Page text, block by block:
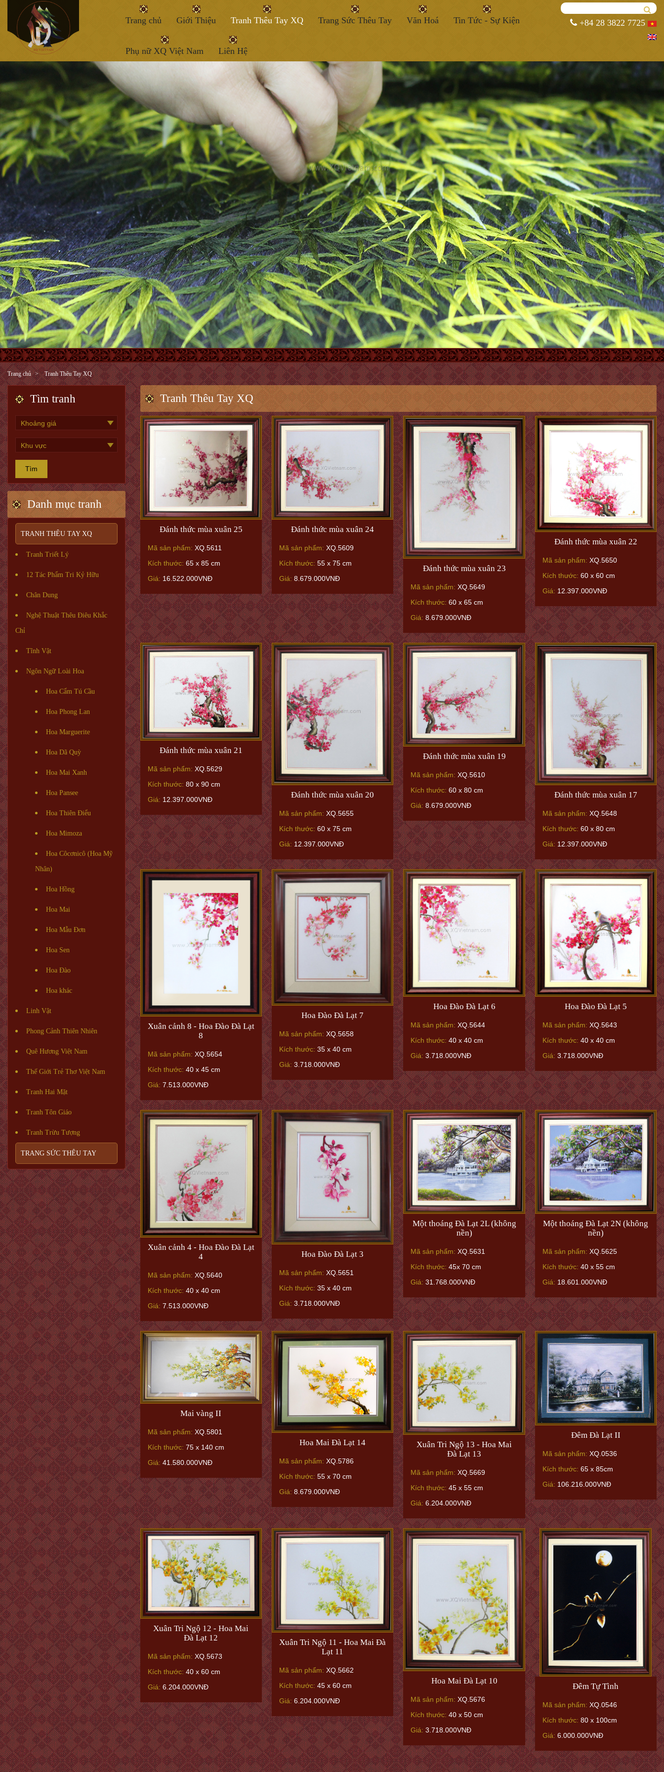
Trang chủ Giới Thiệu Tranh Thêu Tay XQ Trang Sức Thêu Tay Văn Hoá Tin Tức - Sự Kiện
Phụ nữ XQ Việt Nam Liên Hệ
+84 28 3822 7725
Trang chủ Tranh Thêu Tay XQ
Tìm tranh
Tìm
Danh mục tranh
TRANH THÊU TAY XQ
Tranh Triết Lý
12 Tác Phẩm Tri Kỷ Hữu
Chân Dung
Nghệ Thuật Thêu Điêu Khắc
Chỉ
Tĩnh Vật
Ngôn Ngữ Loài Hoa
Hoa Cẩm Tú Cầu
Hoa Phong Lan
Hoa Marguerite
Hoa Dã Quỳ
Hoa Mai Xanh
Hoa Pansee
Hoa Thiên Điểu
Hoa Mimoza
Hoa Côcơnicô (Hoa Mỹ
Nhân)
Hoa Hồng
Hoa Mai
Hoa Mẫu Đơn
Hoa Sen
Hoa Đào
Hoa khác
Linh Vật
Phong Cảnh Thiên Nhiên
Quê Hương Việt Nam
Thế Giới Trẻ Thơ Việt Nam
Tranh Hai Mặt
Tranh Tôn Giáo
Tranh Trừu Tượng
TRANG SỨC THÊU TAY
Tranh Thêu Tay XQ
Đánh thức mùa xuân 25
Mã sản phẩm: XQ.5611
Kích thước: 65 x 85 cm
Giá: 16.522.000VNĐ
Đánh thức mùa xuân 24
Mã sản phẩm: XQ.5609
Kích thước: 55 x 75 cm
Giá: 8.679.000VNĐ
Đánh thức mùa xuân 23
Mã sản phẩm: XQ.5649
Kích thước: 60 x 65 cm
Giá: 8.679.000VNĐ
Đánh thức mùa xuân 22
Mã sản phẩm: XQ.5650
Kích thước: 60 x 60 cm
Giá: 12.397.000VNĐ
Đánh thức mùa xuân 21
Mã sản phẩm: XQ.5629
Kích thước: 80 x 90 cm
Giá: 12.397.000VNĐ
Đánh thức mùa xuân 20
Mã sản phẩm: XQ.5655
Kích thước: 60 x 75 cm
Giá: 12.397.000VNĐ
Đánh thức mùa xuân 19
Mã sản phẩm: XQ.5610
Kích thước: 60 x 80 cm
Giá: 8.679.000VNĐ
Đánh thức mùa xuân 17
Mã sản phẩm: XQ.5648
Kích thước: 60 x 80 cm
Giá: 12.397.000VNĐ
Xuân cảnh 8 - Hoa Đào Đà Lạt
8
Mã sản phẩm: XQ.5654
Kích thước: 40 x 45 cm
Giá: 7.513.000VNĐ
Hoa Đào Đà Lạt 7
Mã sản phẩm: XQ.5658
Kích thước: 35 x 40 cm
Giá: 3.718.000VNĐ
Hoa Đào Đà Lạt 6
Mã sản phẩm: XQ.5644
Kích thước: 40 x 40 cm
Giá: 3.718.000VNĐ
Hoa Đào Đà Lạt 5
Mã sản phẩm: XQ.5643
Kích thước: 40 x 40 cm
Giá: 3.718.000VNĐ
Xuân cảnh 4 - Hoa Đào Đà Lạt
4
Mã sản phẩm: XQ.5640
Kích thước: 40 x 40 cm
Giá: 7.513.000VNĐ
Hoa Đào Đà Lạt 3
Mã sản phẩm: XQ.5651
Kích thước: 35 x 40 cm
Giá: 3.718.000VNĐ
Một thoáng Đà Lạt 2L (không
nền)
Mã sản phẩm: XQ.5631
Kích thước: 45x 70 cm
Giá: 31.768.000VNĐ
Một thoáng Đà Lạt 2N (không
nền)
Mã sản phẩm: XQ.5625
Kích thước: 40 x 55 cm
Giá: 18.601.000VNĐ
Mai vàng II
Mã sản phẩm: XQ.5801
Kích thước: 75 x 140 cm
Giá: 41.580.000VNĐ
Hoa Mai Đà Lạt 14
Mã sản phẩm: XQ.5786
Kích thước: 55 x 70 cm
Giá: 8.679.000VNĐ
Xuân Tri Ngộ 13 - Hoa Mai
Đà Lạt 13
Mã sản phẩm: XQ.5669
Kích thước: 45 x 55 cm
Giá: 6.204.000VNĐ
Đêm Đà Lạt II
Mã sản phẩm: XQ.0536
Kích thước: 65 x 85cm
Giá: 106.216.000VNĐ
Xuân Tri Ngộ 12 - Hoa Mai
Đà Lạt 12
Mã sản phẩm: XQ.5673
Kích thước: 40 x 60 cm
Giá: 6.204.000VNĐ
Xuân Tri Ngộ 11 - Hoa Mai Đà
Lạt 11
Mã sản phẩm: XQ.5662
Kích thước: 45 x 60 cm
Giá: 6.204.000VNĐ
Hoa Mai Đà Lạt 10
Mã sản phẩm: XQ.5676
Kích thước: 40 x 50 cm
Giá: 3.718.000VNĐ
Đêm Tự Tình
Mã sản phẩm: XQ.0546
Kích thước: 80 x 100cm
Giá: 6.000.000VNĐ